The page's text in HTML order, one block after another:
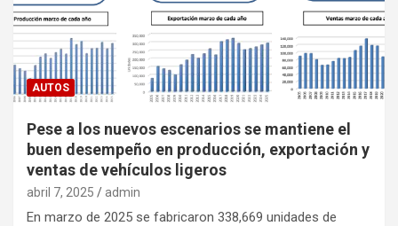
AUTOS
Pese a los nuevos escenarios se mantiene el
buen desempeño en producción, exportación y
ventas de vehículos ligeros
abril 7, 2025 admin
En marzo de 2025 se fabricaron 338,669 unidades de